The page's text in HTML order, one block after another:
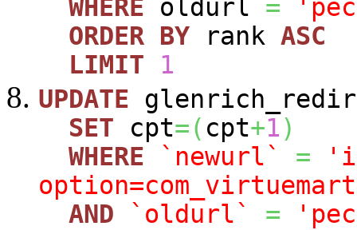
WHERE oldurl =
ORDER BY rank ASC
LIMIT
1
UPDATE
SET cpt=( cpt+1)
WHERE
`newurl` =
AND
`oldurl` =